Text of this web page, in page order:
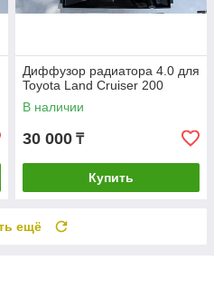
Диффузор радиатора 4.0 для
Toyota Land Cruiser 200
В наличии
30 000 ₸
Купить
ещё